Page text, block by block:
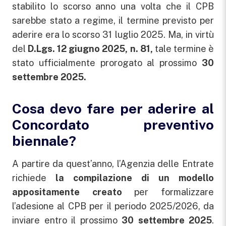
stabilito lo scorso anno una volta che il CPB
sarebbe stato a regime, il termine previsto per
aderire era lo scorso 31 luglio 2025. Ma, in virtù
del D.Lgs. 12 giugno 2025, n. 81, tale termine è
stato ufficialmente prorogato al prossimo 30
settembre 2025.
Cosa devo fare per aderire al
Concordato preventivo
biennale?
A partire da quest’anno, l’Agenzia delle Entrate
richiede la compilazione di un modello
appositamente creato per formalizzare
l’adesione al CPB per il periodo 2025/2026, da
inviare entro il prossimo 30 settembre 2025.